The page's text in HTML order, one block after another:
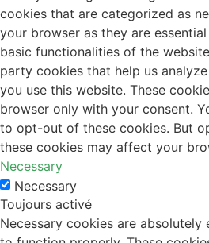
cookies that are categorized as
your browser as they are
basic functionalities of the
party cookies that help us
you use this website. These
browser only with your consent.
to opt-out of these cookies. But
these cookies may affect your
Necessary
Necessary
Toujours activé
Necessary cookies are